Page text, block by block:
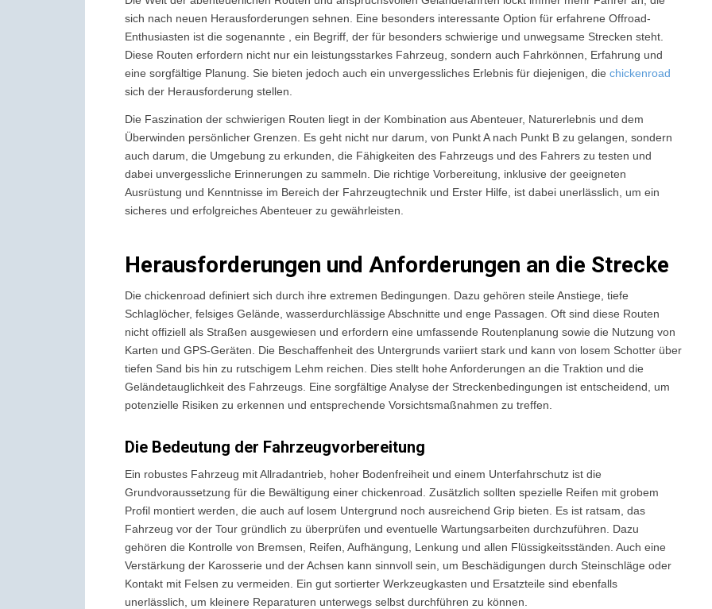
sich nach neuen Herausforderungen sehnen. Eine besonders interessante Option für erfahrene Offroad-
Enthusiasten ist die sogenannte
, ein Begriff, der für besonders schwierige und unwegsame Strecken steht.
Diese Routen erfordern nicht nur ein leistungsstarkes Fahrzeug, sondern auch Fahrkönnen, Erfahrung und
eine sorgfältige Planung. Sie bieten jedoch auch ein unvergessliches Erlebnis für diejenigen, die chickenroad
sich der Herausforderung stellen.
Die Faszination der schwierigen Routen liegt in der Kombination aus Abenteuer, Naturerlebnis und dem
Überwinden persönlicher Grenzen. Es geht nicht nur darum, von Punkt A nach Punkt B zu gelangen, sondern
auch darum, die Umgebung zu erkunden, die Fähigkeiten des Fahrzeugs und des Fahrers zu testen und
dabei unvergessliche Erinnerungen zu sammeln. Die richtige Vorbereitung, inklusive der geeigneten
Ausrüstung und Kenntnisse im Bereich der Fahrzeugtechnik und Erster Hilfe, ist dabei unerlässlich, um ein
sicheres und erfolgreiches Abenteuer zu gewährleisten.
Herausforderungen und Anforderungen an die Strecke
Die chickenroad definiert sich durch ihre extremen Bedingungen. Dazu gehören steile Anstiege, tiefe
Schlaglöcher, felsiges Gelände, wasserdurchlässige Abschnitte und enge Passagen. Oft sind diese Routen
nicht offiziell als Straßen ausgewiesen und erfordern eine umfassende Routenplanung sowie die Nutzung von
Karten und GPS-Geräten. Die Beschaffenheit des Untergrunds variiert stark und kann von losem Schotter über
tiefen Sand bis hin zu rutschigem Lehm reichen. Dies stellt hohe Anforderungen an die Traktion und die
Geländetauglichkeit des Fahrzeugs. Eine sorgfältige Analyse der Streckenbedingungen ist entscheidend, um
potenzielle Risiken zu erkennen und entsprechende Vorsichtsmaßnahmen zu treffen.
Die Bedeutung der Fahrzeugvorbereitung
Ein robustes Fahrzeug mit Allradantrieb, hoher Bodenfreiheit und einem Unterfahrschutz ist die
Grundvoraussetzung für die Bewältigung einer chickenroad. Zusätzlich sollten spezielle Reifen mit grobem
Profil montiert werden, die auch auf losem Untergrund noch ausreichend Grip bieten. Es ist ratsam, das
Fahrzeug vor der Tour gründlich zu überprüfen und eventuelle Wartungsarbeiten durchzuführen. Dazu
gehören die Kontrolle von Bremsen, Reifen, Aufhängung, Lenkung und allen Flüssigkeitsständen. Auch eine
Verstärkung der Karosserie und der Achsen kann sinnvoll sein, um Beschädigungen durch Steinschläge oder
Kontakt mit Felsen zu vermeiden. Ein gut sortierter Werkzeugkasten und Ersatzteile sind ebenfalls
unerlässlich, um kleinere Reparaturen unterwegs selbst durchführen zu können.